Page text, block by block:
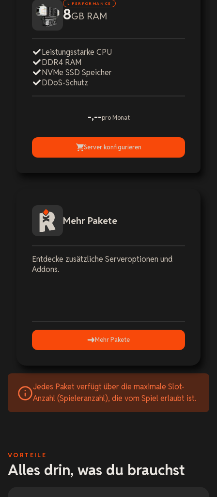
L PERFORMANCE
8GB RAM
Leistungsstarke CPU
DDR4 RAM
NVMe SSD Speicher
DDoS-Schutz
-,--pro Monat
Server konfigurieren
Mehr Pakete
Entdecke zusätzliche Serveroptionen und
Addons.
Mehr Pakete
Jedes Paket verfügt über die maximale Slot-
Anzahl (Spieleranzahl), die vom Spiel erlaubt ist.
VORTEILE
Alles drin, was du brauchst